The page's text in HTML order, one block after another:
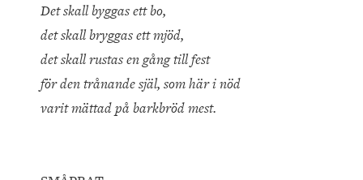
Det skall byggas ett bo,
det skall bryggas ett mjöd,
det skall rustas en gång till fest
för den trånande själ, som här i nöd
varit mättad på barkbröd mest.